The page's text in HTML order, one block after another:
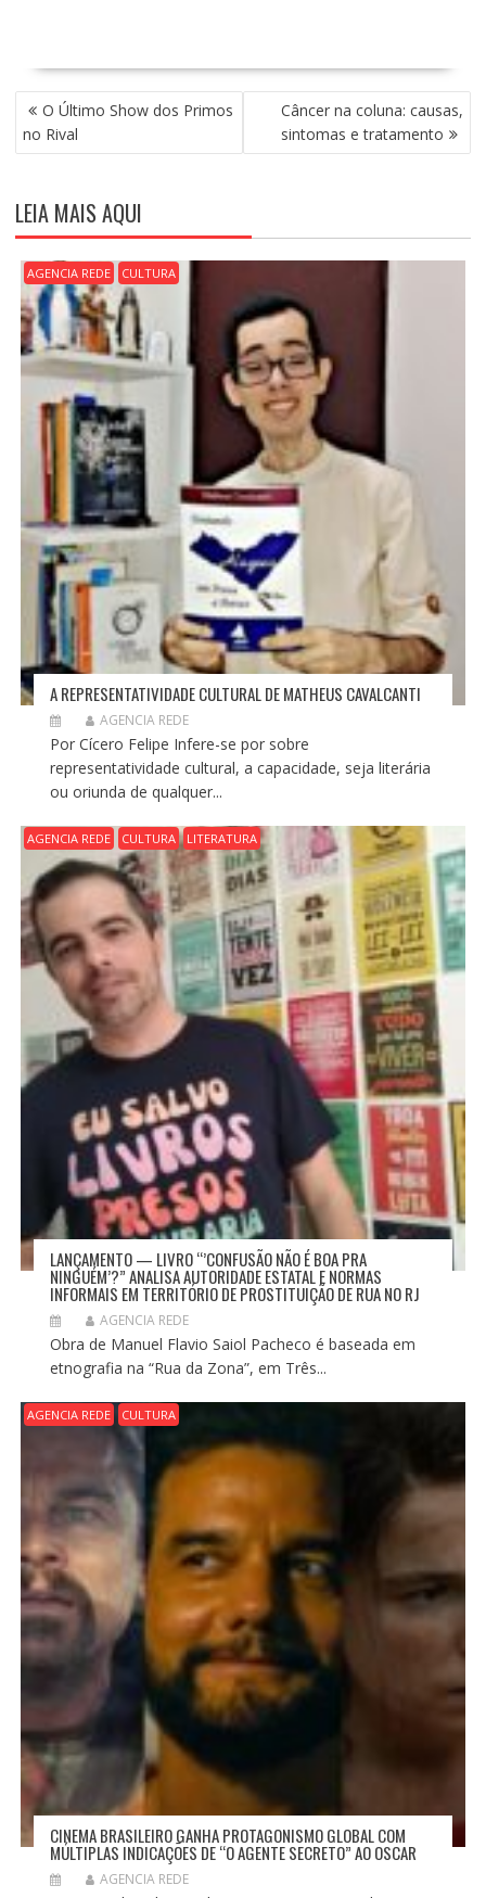
N
A
V
G
A
Ç
Ã
O
D
E
P
O Último Show dos Primos
no Rival
Câncer na coluna: causas,
sintomas e tratamento
LEIA MAIS AQUI
AGENCIA REDE CULTURA
A REPRESENTATIVIDADE CULTURAL DE MATHEUS CAVALCANTI
AGENCIA REDE
Por Cícero Felipe Infere-se por sobre
representatividade cultural, a capacidade, seja literária
ou oriunda de qualquer...
AGENCIA REDE CULTURA LITERATURA
LANÇAMENTO — LIVRO “’CONFUSÃO NÃO É BOA PRA
NINGUÉM’?” ANALISA AUTORIDADE ESTATAL E NORMAS
INFORMAIS EM TERRITÓRIO DE PROSTITUIÇÃO DE RUA NO RJ
AGENCIA REDE
Obra de Manuel Flavio Saiol Pacheco é baseada em
etnografia na “Rua da Zona”, em Três...
AGENCIA REDE CULTURA
CINEMA BRASILEIRO GANHA PROTAGONISMO GLOBAL COM
MÚLTIPLAS INDICAÇÕES DE “O AGENTE SECRETO” AO OSCAR
AGENCIA REDE